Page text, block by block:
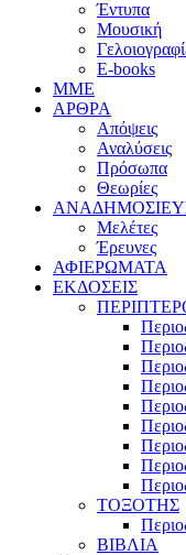
Έντυπα
Μουσική
E-books
MME
ΑΡΘΡΑ
Απόψεις
Αναλύσεις
Πρόσωπα
Θεωρίες
Μελέτες
Έρευνες
ΑΦΙΕΡΩΜΑΤΑ
ΕΚΔΟΣΕΙΣ
ΤΟΞΟΤΗΣ
ΒΙΒΛΙΑ